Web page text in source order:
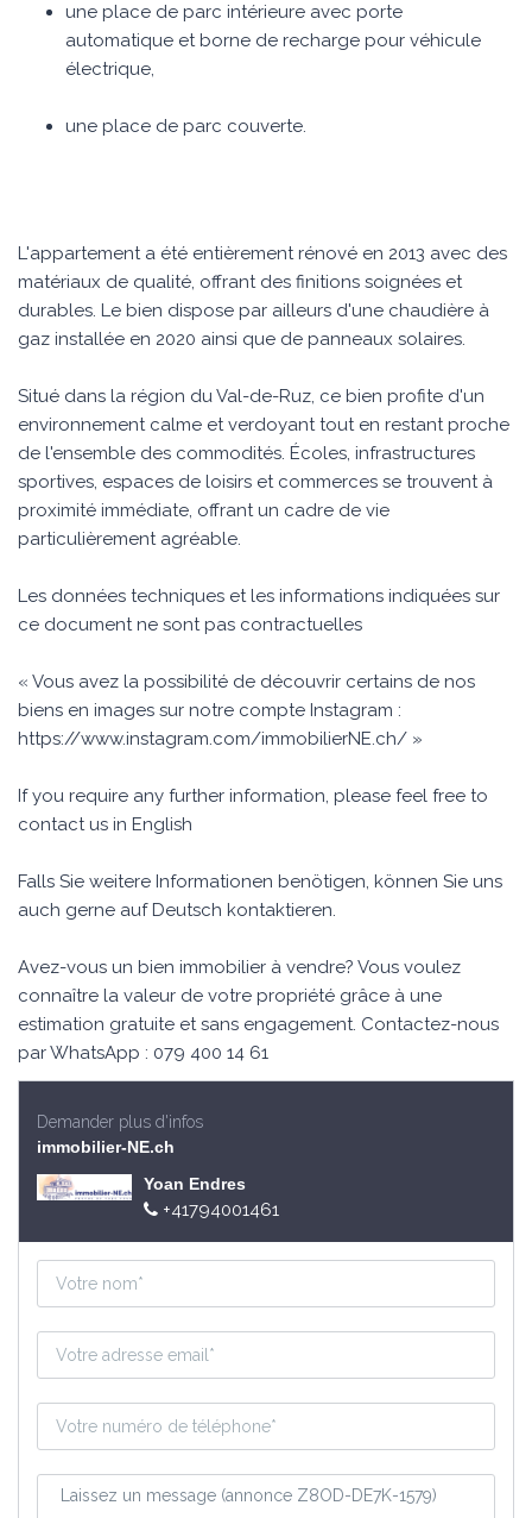
une place de parc intérieure avec porte
automatique et borne de recharge pour véhicule
électrique,
une place de parc couverte.
L'appartement a été entièrement rénové en 2013 avec des
matériaux de qualité, offrant des finitions soignées et
durables. Le bien dispose par ailleurs d'une chaudière à
gaz installée en 2020 ainsi que de panneaux solaires.
Situé dans la région du Val-de-Ruz, ce bien profite d'un
environnement calme et verdoyant tout en restant proche
de l'ensemble des commodités. Écoles, infrastructures
sportives, espaces de loisirs et commerces se trouvent à
proximité immédiate, offrant un cadre de vie
particulièrement agréable.
Les données techniques et les informations indiquées sur
ce document ne sont pas contractuelles
« Vous avez la possibilité de découvrir certains de nos
biens en images sur notre compte Instagram :
https://www.instagram.com/immobilierNE.ch/ »
If you require any further information, please feel free to
contact us in English
Falls Sie weitere Informationen benötigen, können Sie uns
auch gerne auf Deutsch kontaktieren.
Avez-vous un bien immobilier à vendre? Vous voulez
connaître la valeur de votre propriété grâce à une
estimation gratuite et sans engagement. Contactez-nous
par WhatsApp : 079 400 14 61
Demander plus d'infos
immobilier-NE.ch
Yoan Endres
+41794001461